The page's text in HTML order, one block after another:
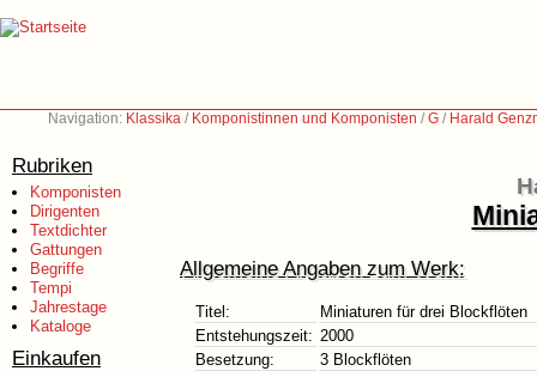
Navigation: Klassika / Komponistinnen und Komponisten /G / Harald
Rubriken
Komponisten
Dirigenten
Textdichter
Gattungen
Begriffe
Tempi
Jahrestage
Kataloge
Einkaufen
Allgemeine Angaben zum Werk:
Titel:
Miniaturen für drei Blockflöten
Entstehungszeit: 2000
Besetzung:
3 Blockflöten